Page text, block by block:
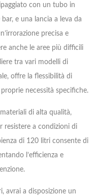
con un tubo in
e una lancia a leva da
precisa e
anche le aree più difficili
tra vari modelli di
offre la flessibilità di
necessità specifiche.
di alta qualità,
resistere a condizioni di
di 120 litri consente di
l’efficienza e
avrai a disposizione un